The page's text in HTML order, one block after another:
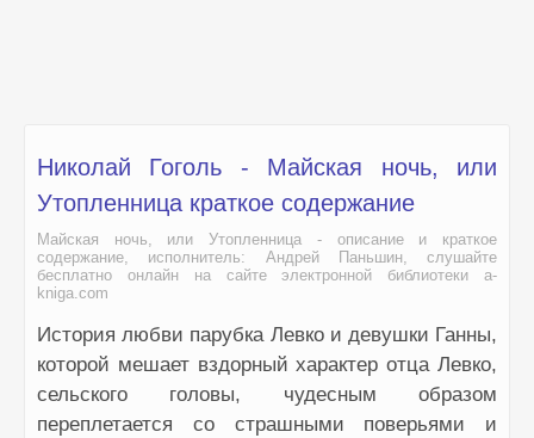
Николай Гоголь - Майская ночь, или
Утопленница краткое содержание
Майская ночь, или Утопленница - описание и краткое
содержание, исполнитель: Андрей Паньшин, слушайте
бесплатно онлайн на сайте электронной библиотеки a-
kniga.com
История любви парубка Левко и девушки Ганны,
которой мешает вздорный характер отца Левко,
сельского головы, чудесным образом
переплетается со страшными поверьями и